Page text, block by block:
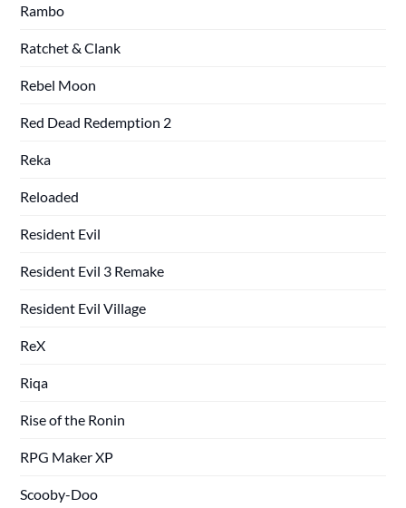
Rambo
Ratchet & Clank
Rebel Moon
Red Dead Redemption 2
Reka
Reloaded
Resident Evil
Resident Evil 3 Remake
Resident Evil Village
ReX
Riqa
Rise of the Ronin
RPG Maker XP
Scooby-Doo